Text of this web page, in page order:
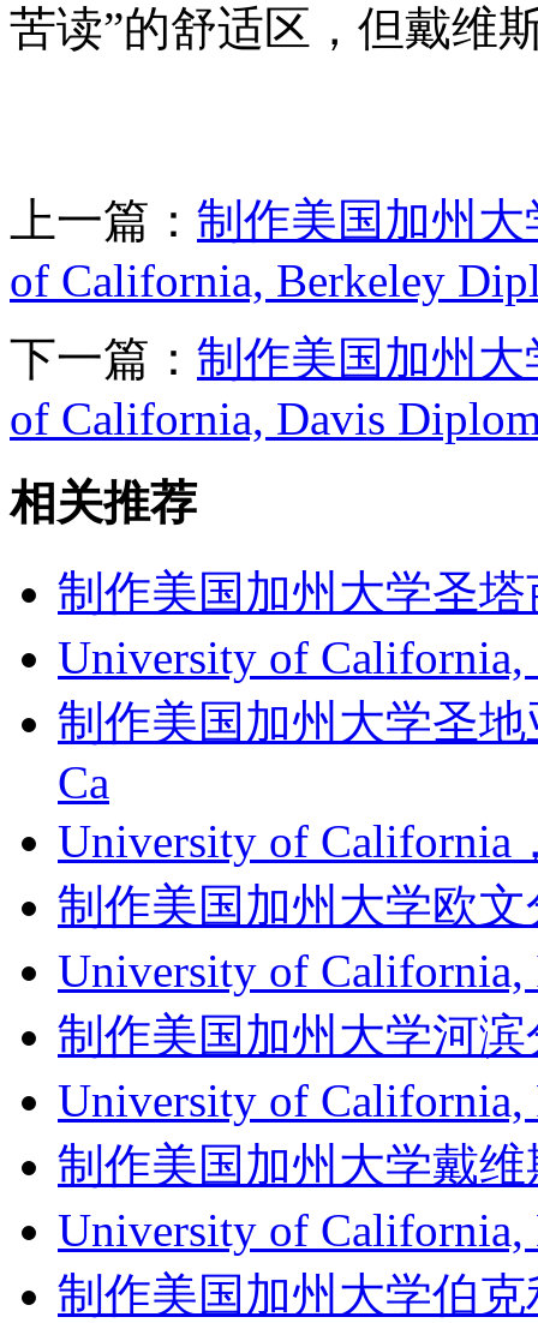
苦读”的舒适区，但戴维
上一篇： 制作美国加州
of California, Berkeley
下一篇： 制作美国加州
of California, Davis
相关推荐
制作美国加州大学圣
University of California,
制作美国加州大学圣
Ca
University of California
制作美国加州大学欧
University of
制作美国加州大学河
University of
制作美国加州大学戴
University of
制作美国加州大学伯